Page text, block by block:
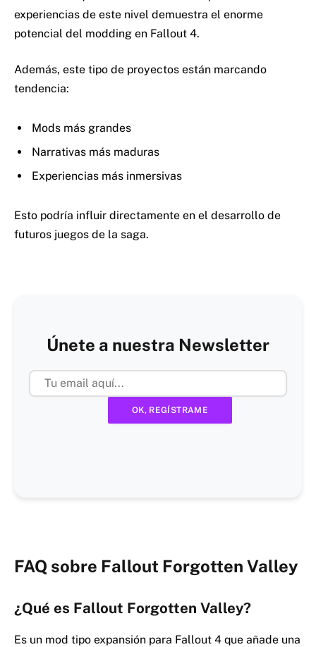
experiencias de este nivel demuestra el enorme
potencial del modding en Fallout 4.
Además, este tipo de proyectos están marcando
tendencia:
Mods más grandes
Narrativas más maduras
Experiencias más inmersivas
Esto podría influir directamente en el desarrollo de
futuros juegos de la saga.
Únete a nuestra Newsletter
FAQ sobre Fallout Forgotten Valley
¿Qué es Fallout Forgotten Valley?
Es un mod tipo expansión para Fallout 4 que añade una